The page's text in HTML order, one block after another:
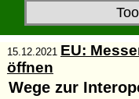
15.12.2021 EU:
öffnen
Wege zur